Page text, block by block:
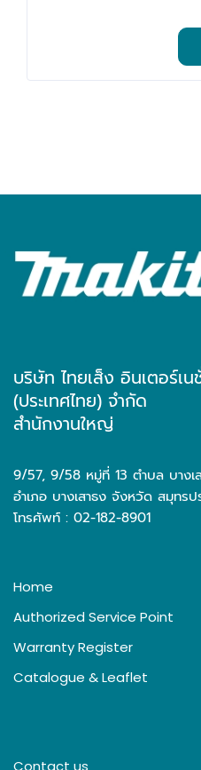
บริษัท ไทยเส็ง อินเตอร์เ
(ประเทศไทย) จำกัด
สำนักงานใหญ่
9/57, 9/58 หมู่ที่ 13 ตำบล บางเ
อำเภอ บางเสาธง จังหวัด สมุทรป
โทรศัพท์ : 02-182-8901
Home
Authorized Service Point
Warranty Register
Catalogue & Leaflet
Contact us